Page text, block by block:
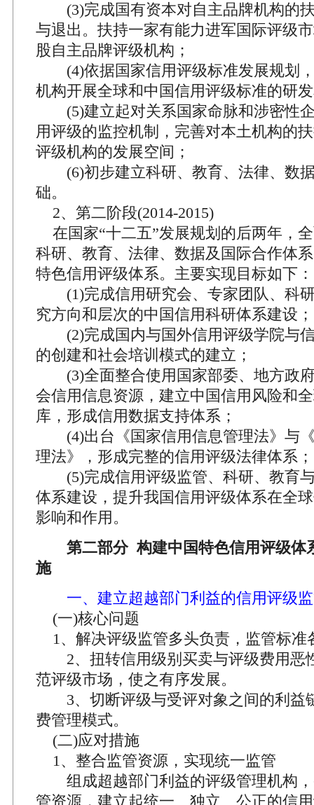
(3)完成国有资本对自主品牌机构的
与退出。扶持一家有能力进军国际评级
股自主品牌评级机构；
(4)依据国家信用评级标准发展规划
机构开展全球和中国信用评级标准的研
(5)建立起对关系国家命脉和涉密性
用评级的监控机制，完善对本土机构的
评级机构的发展空间；
(6)初步建立科研、教育、法律、数
础。
2、第二阶段(2014-2015)
在国家“十二五”发展规划的后两年，
科研、教育、法律、数据及国际合作体
特色信用评级体系。主要实现目标如下：
(1)完成信用研究会、专家团队、科
究方向和层次的中国信用科研体系建设；
(2)完成国内与国外信用评级学院与
的创建和社会培训模式的建立；
(3)全面整合使用国家部委、地方政
会信用信息资源，建立中国信用风险和
库，形成信用数据支持体系；
(4)出台《国家信用信息管理法》与
理法》，形成完整的信用评级法律体系；
(5)完成信用评级监管、科研、教育
体系建设，提升我国信用评级体系在全
影响和作用。
第二部分 构建中国特色信用评级体
施
一、建立超越部门利益的信用评级
(一)核心问题
1、解决评级监管多头负责，监管标准
2、扭转信用级别买卖与评级费用恶
范评级市场，使之有序发展。
3、切断评级与受评对象之间的利益
费管理模式。
(二)应对措施
1、整合监管资源，实现统一监管
组成超越部门利益的评级管理机构，
管资源，建立起统一、独立、公正的信